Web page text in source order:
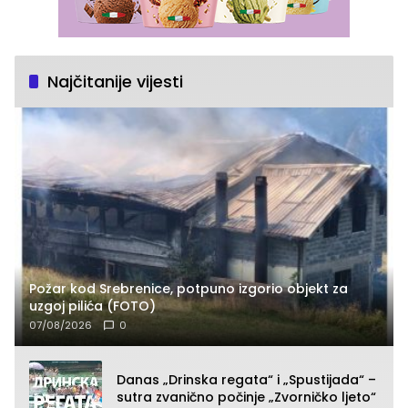
Najčitanije vijesti
Požar kod Srebrenice, potpuno izgorio objekt za
uzgoj pilića (FOTO)
07/08/2026 0
Danas „Drinska regata“ i „Spustijada“ –
sutra zvanično počinje „Zvorničko ljeto“